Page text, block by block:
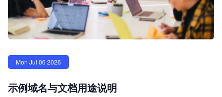
Mon Jul 06 2026
示例域名与文档用途说明